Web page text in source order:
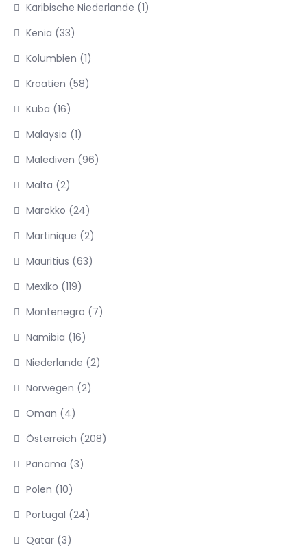
Karibische Niederlande (1)
Kenia (33)
Kolumbien (1)
Kroatien (58)
Kuba (16)
Malaysia (1)
Malediven (96)
Malta (2)
Marokko (24)
Martinique (2)
Mauritius (63)
Mexiko (119)
Montenegro (7)
Namibia (16)
Niederlande (2)
Norwegen (2)
Oman (4)
Österreich (208)
Panama (3)
Polen (10)
Portugal (24)
Qatar (3)